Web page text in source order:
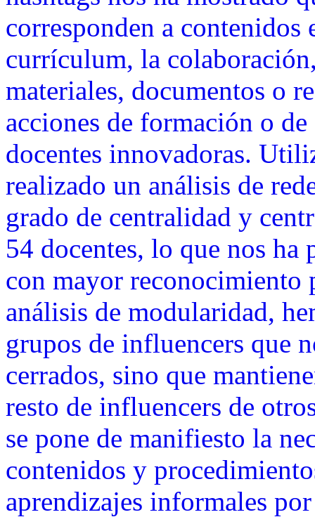
corresponden a contenidos
currículum, la
materiales, documentos o
acciones de formación o
docentes innovadoras.
realizado un análisis de
grado de centralidad y
54 docentes, lo que nos
con mayor reconocimiento
análisis de modularidad,
grupos de influencers que
cerrados, sino que
resto de influencers de
se pone de manifiesto la
contenidos y
aprendizajes informales